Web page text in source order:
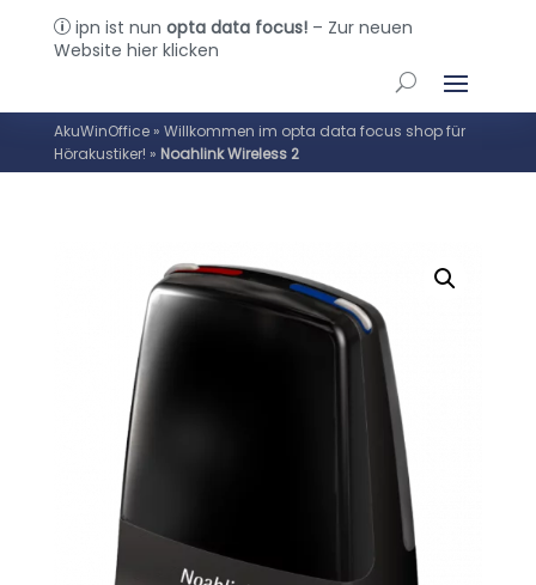
pipn ist nun opta data focus!– Zur neuen
Website hier klicken
AkuWinOffice» Willkommen im opta data focus shop für
Hörakustiker! » Noahlink Wireless 2